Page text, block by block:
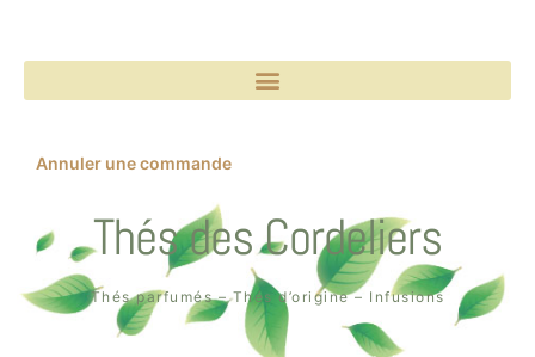
Annuler une commande
Thés des Cordeliers
Thés parfumés – Thés d’origine – Infusions